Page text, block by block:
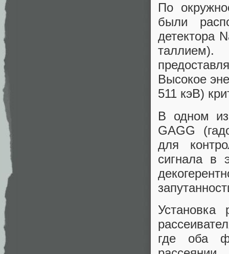
По
были
детектора
Высокое
511 кэВ)
В одном из
GAGG
для
сигнала в
Установка
где оба